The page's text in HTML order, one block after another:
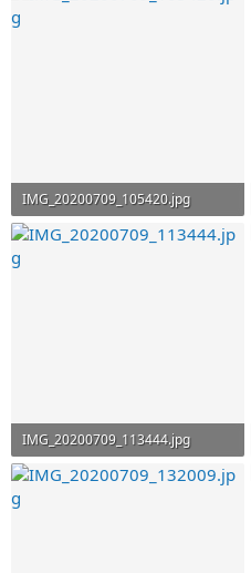
IMG_20200709_105420.jpg
70.5 KB · Görüntüleme: 175
IMG_20200709_113444.jpg
82.1 KB · Görüntüleme: 173